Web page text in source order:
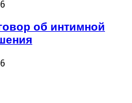
об интимной